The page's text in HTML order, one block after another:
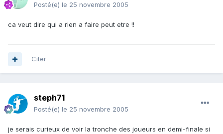
Posté(e) le 25 novembre 2005
ca veut dire qui a rien a faire peut etre !!
Citer
steph71
Posté(e) le 25 novembre 2005
je serais curieux de voir la tronche des joueurs en demi-finale si